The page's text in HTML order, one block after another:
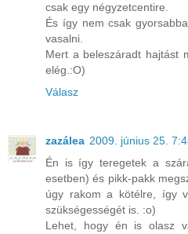
csak egy négyzetcentire.
És így nem csak
vasalni.
Mert a beleszáradt hajtást
elég.:O)
Válasz
zazálea 2009. június 25.
Én is így teregetek a
esetben) és pikk-pakk
úgy rakom a kötélre, így
szükségességét is. :o)
Lehet, hogy én is olasz